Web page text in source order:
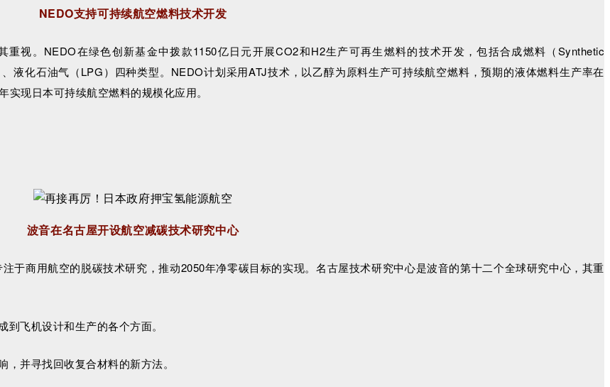
NEDO支持可持续航空燃料技术开发
视。NEDO在绿色创新基金中拨款1150亿日元开展CO2和H2生产可再生燃料的技术开发，包括合成燃料（Synthetic
液化石油气（LPG）四种类型。NEDO计划采用ATJ技术，以乙醇为原料生产可持续航空燃料，预期的液体燃料生产率在
现日本可持续航空燃料的规模化应用。
波音在名古屋开设航空减碳技术研究中心
于商用航空的脱碳技术研究，推动2050年净零碳目标的实现。名古屋技术研究中心是波音的第十二个全球研究中心，其重
飞机设计和生产的各个方面。
并寻找回收复合材料的新方法。